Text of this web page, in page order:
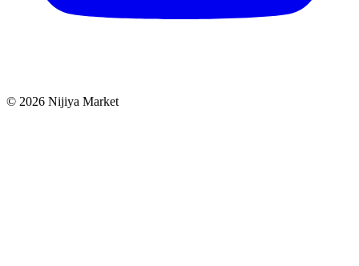
© 2026 Nijiya Market